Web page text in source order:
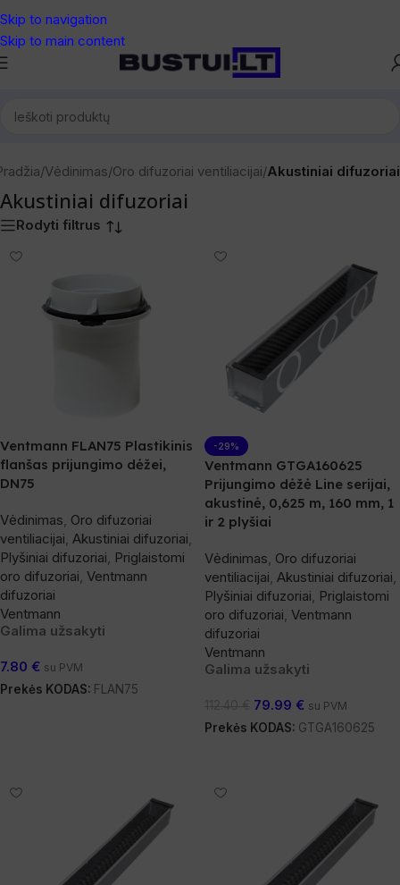
Skip to navigation
Skip to main content
/Vėdinimas/Oro difuzoriai ventiliacijai/Akustiniai difuzoriai
Akustiniai difuzoriai
Rodyti filtrus
Ventmann FLAN75 Plastikinis
flanšas prijungimo dėžei,
DN75
Vėdinimas, Oro difuzoriai
ventiliacijai, Akustiniai difuzoriai,
Plyšiniai difuzoriai, Priglaistomi
oro difuzoriai, Ventmann
difuzoriai
Ventmann
Galima užsakyti
7.80 € su PVM
Prekės KODAS: FLAN75
-29%
Ventmann GTGA160625
Prijungimo dėžė Line serijai,
akustinė, 0,625 m, 160 mm, 1
ir 2 plyšiai
Vėdinimas, Oro difuzoriai
ventiliacijai, Akustiniai difuzoriai,
Plyšiniai difuzoriai, Priglaistomi
oro difuzoriai, Ventmann
difuzoriai
Ventmann
Galima užsakyti
79.99 € su PVM
Prekės KODAS: GTGA160625